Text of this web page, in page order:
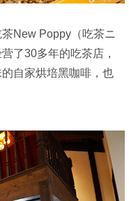
New Poppy（吃茶ニ
了30多年的吃茶店，
自家烘培黑咖啡，也